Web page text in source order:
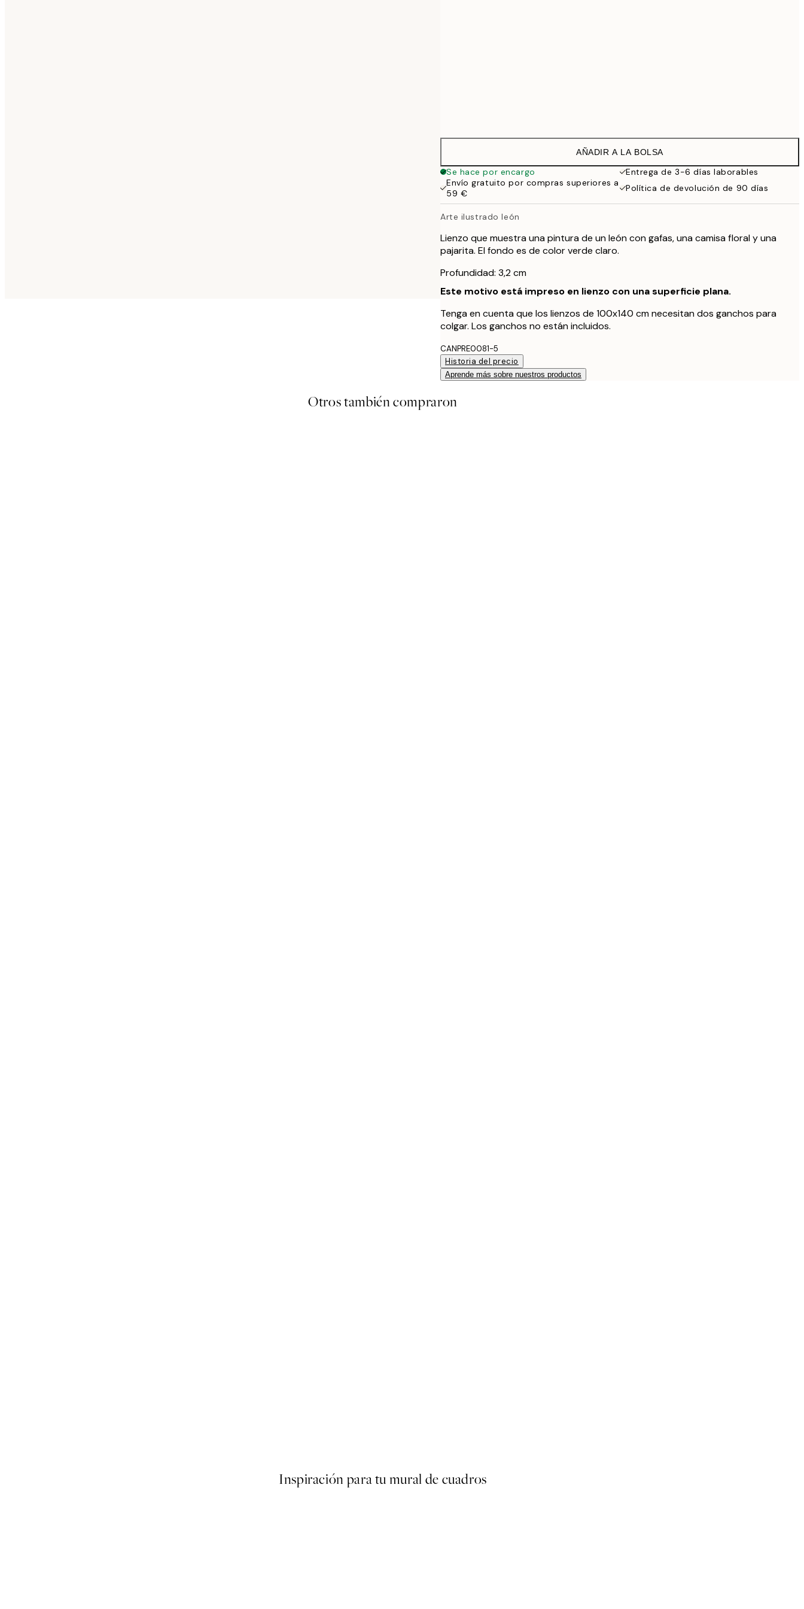
AÑADIR A LA BOLSA
Se hace por encargo
Entrega de 3-6 días laborables
Envío gratuito por compras superiores a
59 €
Política de devolución de 90 días
Arte ilustrado león
Lienzo que muestra una pintura de un león con gafas, una camisa floral y una
pajarita. El fondo es de color verde claro.
Profundidad: 3,2 cm
Este motivo está impreso en lienzo con una superficie plana.
Tenga en cuenta que los lienzos de 100x140 cm necesitan dos ganchos para
colgar. Los ganchos no están incluidos.
CANPRE0081-5
Historia del precio
Aprende más sobre nuestros productos
Otros también compraron
Inspiración para tu mural de cuadros